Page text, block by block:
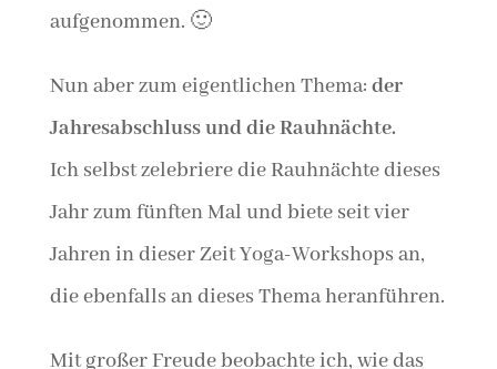
aufgenommen. 🙂
Nun aber zum eigentlichen Thema: der
Jahresabschluss und die Rauhnächte.
Ich selbst zelebriere die Rauhnächte dieses
Jahr zum fünften Mal und biete seit vier
Jahren in dieser Zeit Yoga-Workshops an,
die ebenfalls an dieses Thema heranführen.
Mit großer Freude beobachte ich, wie das